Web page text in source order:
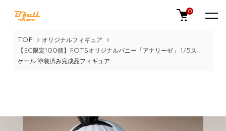
0
TOP
オリジナルフィギュア
【EC限定100個】FOTSオリジナルバニー「アナリーゼ」 1/5ス
ケール 塗装済み完成品フィギュア